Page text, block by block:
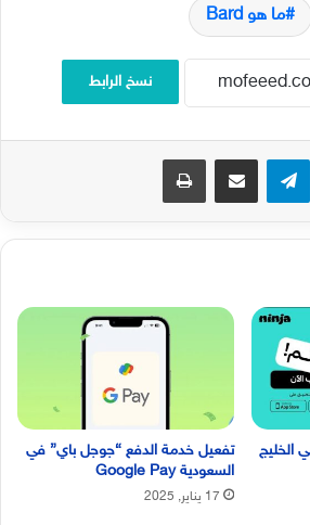
ما هو Bard
نسخ الرابط
تيلقرام مشاركة عبر البريد طباعة
الخليج
تفعيل خدمة الدفع “جوجل باي” في
السعودية Google Pay
17 يناير, 2025